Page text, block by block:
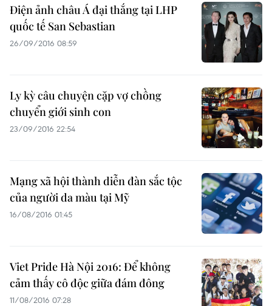
Điện ảnh châu Á đại thắng tại LHP
quốc tế San Sebastian
26/09/2016 08:59
Ly kỳ câu chuyện cặp vợ chồng
chuyển giới sinh con
23/09/2016 22:54
Mạng xã hội thành diễn đàn sắc tộc
của người da màu tại Mỹ
16/08/2016 01:45
Viet Pride Hà Nội 2016: Để không
cảm thấy cô độc giữa đám đông
11/08/2016 07:28